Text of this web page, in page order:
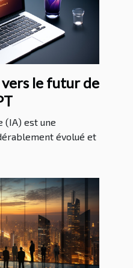
le futur de
(IA) est une
évolué et